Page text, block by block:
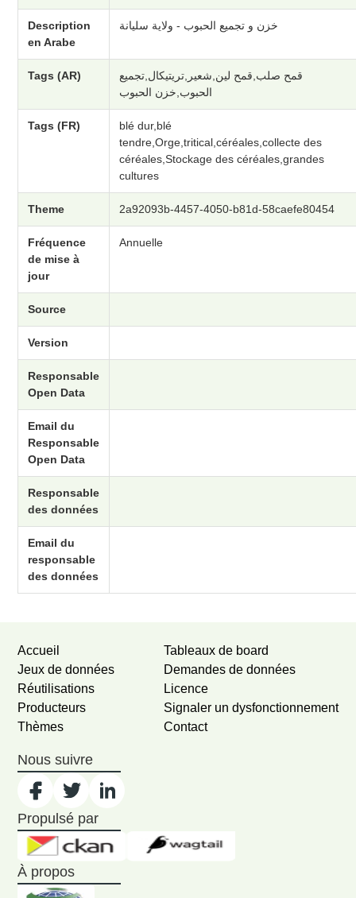
Description
en Arabe
خزن و تجميع الحبوب - ولاية سليانة
Tags (AR)
قمح صلب,قمح لين,شعير,تريتيكال,تجميع
الحبوب,خزن الحبوب
Tags (FR)
blé dur,blé
tendre,Orge,tritical,céréales,collecte des
céréales,Stockage des céréales,grandes
cultures
Theme 2a92093b-4457-4050-b81d-58caefe80454
Fréquence
de mise à
jour
Annuelle
Source
Version
Responsable
Open Data
Email du
Responsable
Open Data
Responsable
des données
Email du
responsable
des données
Accueil
Jeux de données
Réutilisations
Producteurs
Thèmes
Tableaux de board
Demandes de données
Licence
Signaler un dysfonctionnement
Contact
Nous suivre
Propulsé par
À propos